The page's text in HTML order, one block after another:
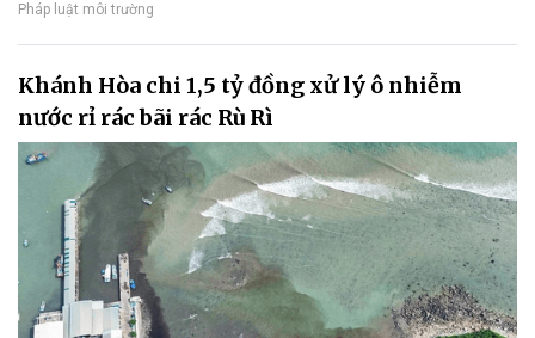
Pháp luật môi trường
Khánh Hòa chi 1,5 tỷ đồng xử lý ô nhiễm
nước rỉ rác bãi rác Rù Rì